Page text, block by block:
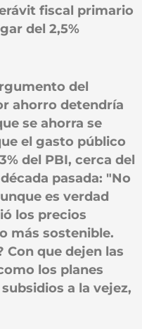
fiscal primario
del 2,5%
del
ahorro detendría
se ahorra se
el gasto público
del PBI, cerca del
pasada: "No
es verdad
los precios
más sostenible.
Con que dejen las
los planes
a la vejez,